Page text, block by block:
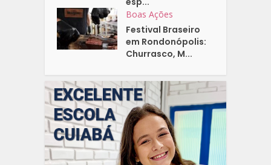
Boas Ações
Festival Braseiro
em Rondonópolis:
Churrasco, M...